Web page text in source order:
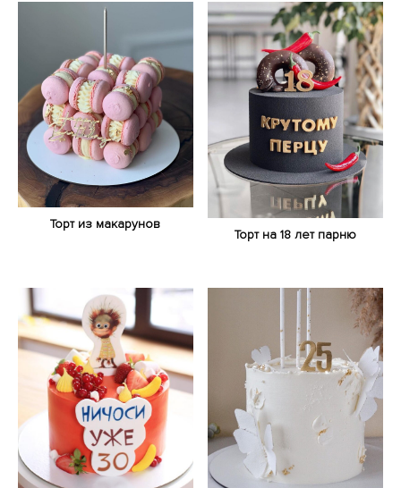
Торт из макарунов
Торт на 18 лет парню